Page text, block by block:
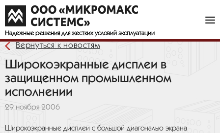
Надежные решения для жестких условий эксплуатации
Вернуться к новостям
Широкоэкранные дисплеи в
защищенном промышленном
исполнении
29 ноября 2006
Широкоэкранные дисплеи с большой диагональю экрана